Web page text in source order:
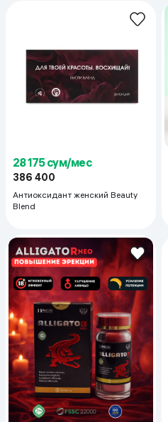
28 175 сум/мес
386 400
Антиоксидант женский Beauty
Blend